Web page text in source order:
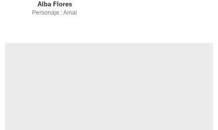
Alba Flores
Personaje : Amal